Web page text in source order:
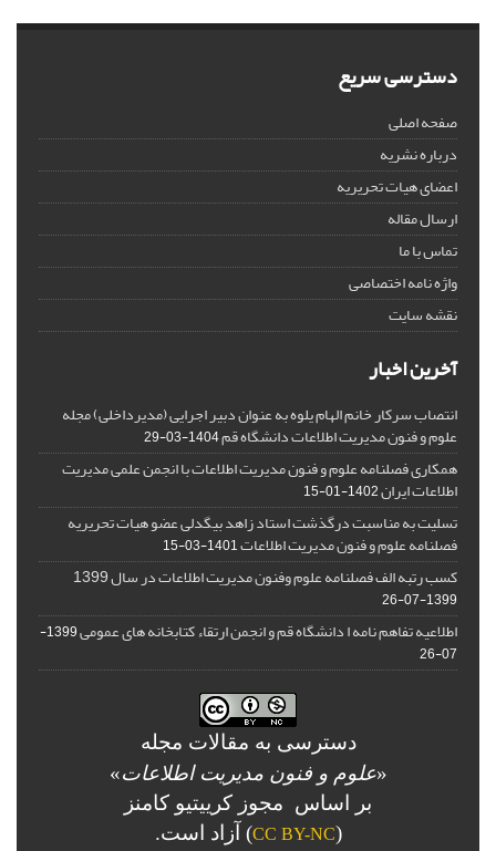
دسترسی سریع
صفحه اصلی
درباره نشریه
اعضای هیات تحریریه
ارسال مقاله
تماس با ما
واژه نامه اختصاصی
نقشه سایت
آخرین اخبار
انتصاب سرکار خانم الهام یلوه به عنوان دبیر اجرایی (مدیرداخلی) مجله
علوم و فنون مدیریت اطلاعات دانشگاه قم1404-03-29
همکاری فصلنامه علوم و فنون مدیریت اطلاعات با انجمن علمی مدیریت
اطلاعات ایران1402-01-15
تسلیت به مناسبت درگذشت استاد زاهد بیگدلی عضو هیات تحریریه
فصلنامه علوم و فنون مدیریت اطلاعات1401-03-15
کسب رتبه الف فصلنامه علوم وفنون مدیریت اطلاعات در سال 1399
1399-07-26
اطلاعیه تفاهم نامه ا دانشگاه قم و انجمن ارتقاء کتابخانه های عمومی
1399-
07-26
دسترسی به مقالات مجله
«علوم و فنون مدیریت اطلاعات»
بر اساس مجوز کرییتیو کامنز
(
CC BY-NC) آزاد است.